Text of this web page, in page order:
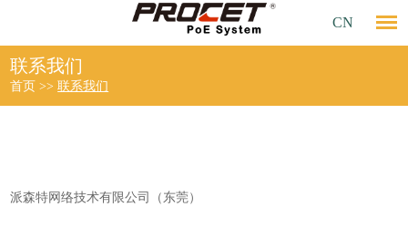
CN
联系我们
首页 >>联系我们
派森特网络技术有限公司（东莞）